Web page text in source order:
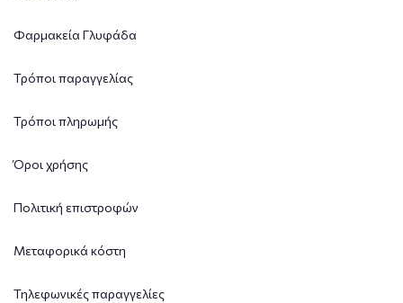
Φαρμακεία Γλυφάδα
Τρόποι παραγγελίας
Τρόποι πληρωμής
Όροι χρήσης
Πολιτική επιστροφών
Μεταφορικά κόστη
Τηλεφωνικές παραγγελίες